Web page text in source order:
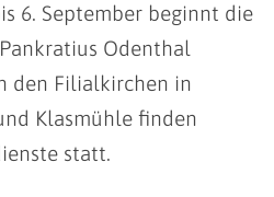
6. September beginnt die
Odenthal
den Filialkirchen in
Klasmühle finden
statt.